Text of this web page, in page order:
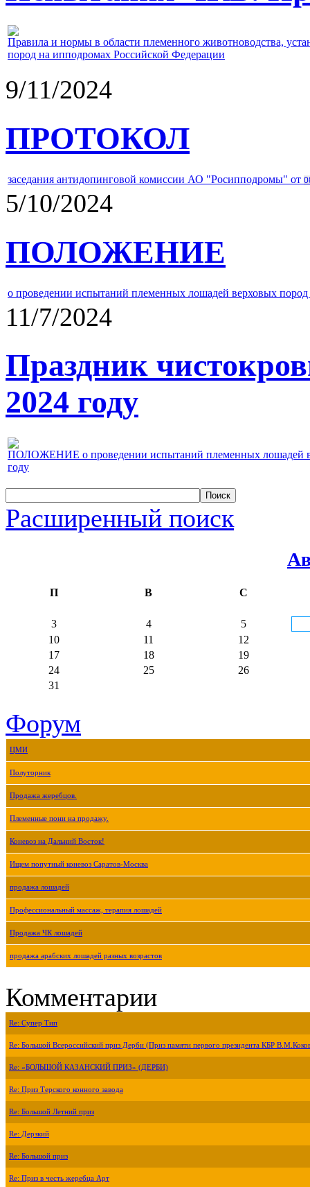
Правила и нормы в области племенного животноводства,
пород на ипподромах Российской Федерации
9/11/2024
ПРОТОКОЛ
заседания антидопинговой комиссии АО "Росипподромы" от
5/10/2024
ПОЛОЖЕНИЕ
о проведении испытаний племенных лошадей верховых
11/7/2024
Праздник
2024 году
ПОЛОЖЕНИЕ о проведении испытаний племенных лошадей
году
Расширенный поиск
П В С
3 4
5
10
11
12
17
18
19
24
25
26
31
Форум
ЦМИ
Полуторник
Продажа жеребцов.
Племенные пони на продажу.
Коневоз на Дальний Восток!
Ищем попутный коневоз Саратов-Москва
продажа лошадей
Профессиональный массаж, терапия лошадей
Продажа ЧК лошадей
продажа арабских лошадей разных возрастов
Комментарии
Re: Супер Тип
Re: Большой Всероссийский приз Дерби (Приз памяти первого президента КБР
Re: «БОЛЬШОЙ КАЗАНСКИЙ ПРИЗ» (ДЕРБИ)
Re: Приз Терского конного завода
Re: Большой Летний приз
Re: Дерзкий
Re: Большой приз
Re: Приз в честь жеребца Арт